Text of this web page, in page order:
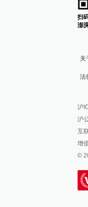
扫
澎
关
法
沪
沪
互
增
©